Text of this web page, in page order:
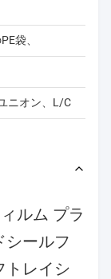
袋、
ニオン、L/C
ルム プラ
シールフ
トレイシ